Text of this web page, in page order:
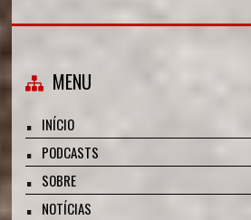
MENU
INÍCIO
PODCASTS
SOBRE
NOTÍCIAS